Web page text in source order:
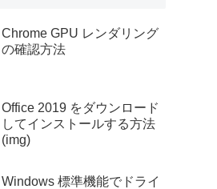
Chrome GPU レンダリング
の確認方法
Office 2019 をダウンロード
してインストールする方法
(img)
Windows 標準機能でドライ